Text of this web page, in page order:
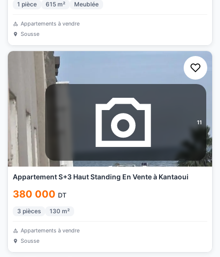
1 pièce 615 m² Meublée
Appartements à vendre
Sousse
11
Appartement S+3 Haut Standing En Vente à Kantaoui
380 000 DT
3 pièces 130 m²
Appartements à vendre
Sousse